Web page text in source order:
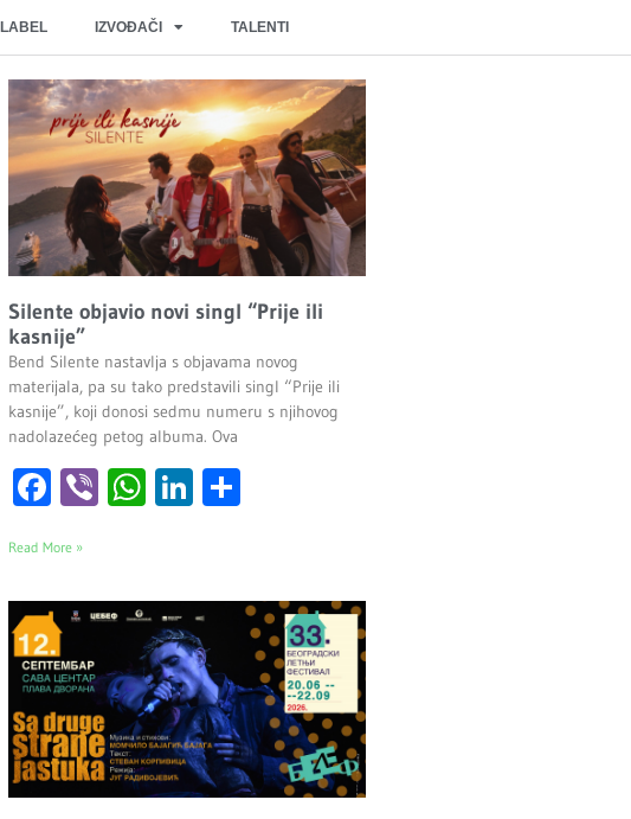
IZVOĐAČI TALENTI
Silente objavio novi singl “Prije ili
kasnije”
Bend Silente nastavlja s objavama novog
materijala, pa su tako predstavili singl “Prije ili
kasnije”, koji donosi sedmu numeru s njihovog
nadolazećeg petog albuma. Ova
Facebook
ViberWhatsApp
LinkedIn
Read More »